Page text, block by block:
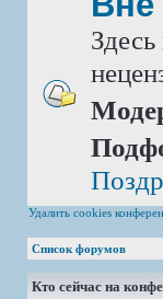
Удалить cookies
Список форумов
Кто сейчас на